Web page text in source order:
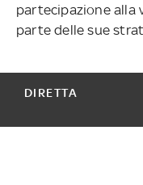
partecipazione alla
parte delle sue
DIRETTA